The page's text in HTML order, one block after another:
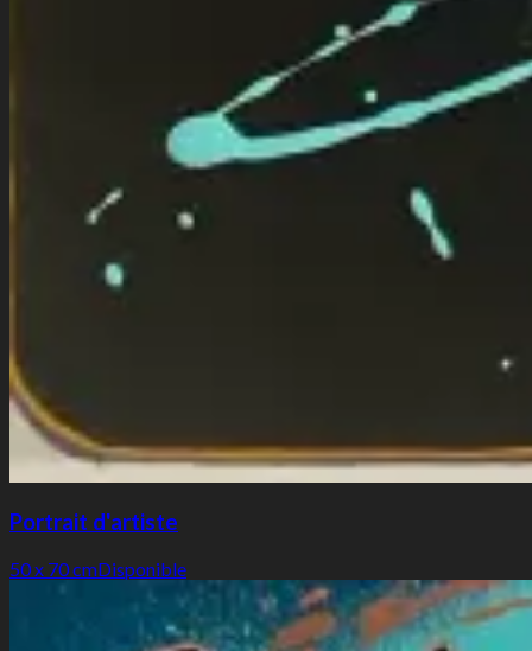
Portrait d'artiste
50 x 70 cmDisponible